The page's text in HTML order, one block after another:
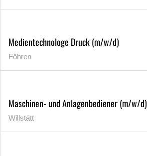
Medientechnologe Druck (m/w/d)
Föhren
Maschinen- und Anlagenbediener (m/w/d)
Willstätt